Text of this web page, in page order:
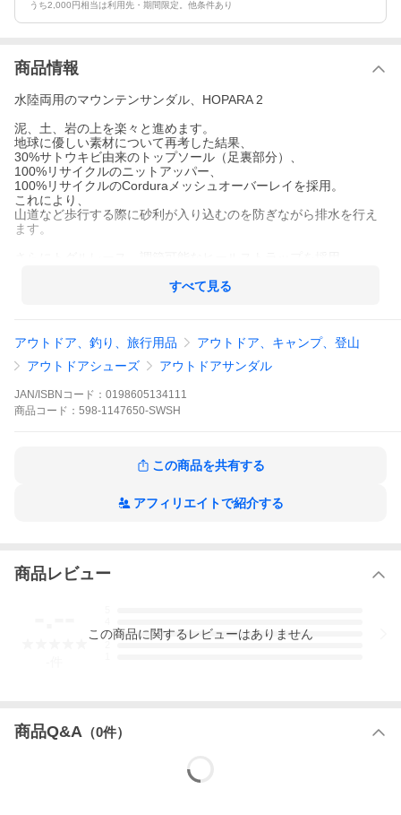
うち2,000円相当は利用先・期間限定。他条件あり
商品情報
水陸両用のマウンテンサンダル、HOPARA 2
泥、土、岩の上を楽々と進めます。
地球に優しい素材について再考した結果、
30%サトウキビ由来のトップソール（足裏部分）、
100%リサイクルのニットアッパー、
100%リサイクルのCorduraメッシュオーバーレイを採用。
これにより、
山道など歩行する際に砂利が入り込むのを防ぎながら排水を行え
ます。
水中でも陸上でも快適な履き心地を提供します。
アウトドア
■特徴
【アッパー】
PFCフリーの撥水加工
100%リサイクルペット採用のCorduraメッシュ素材
エンジニアードニット
クイックレースシステム
ラバライズドEVAミッドソール
すべて見る
アウトドア、釣り、旅行用品
アウトドア、キャンプ、登山
アウトドアシューズ
アウトドアサンダル
JAN/ISBNコード： 0198605134111
商品 コード： 598-1147650-SWSH
この商品を共有する
アフィリエイトで紹介する
商品レビュー
3
この商品に関するレビューはありません
商品Q&A （0件）